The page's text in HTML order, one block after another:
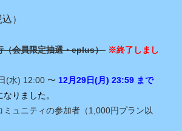
）
（会員限定抽選・eplus） ※終了しまし
(水) 12:00 〜 12月29日(月) 23:59 まで
りました。
ュニティの参加者（1,000円プラン以